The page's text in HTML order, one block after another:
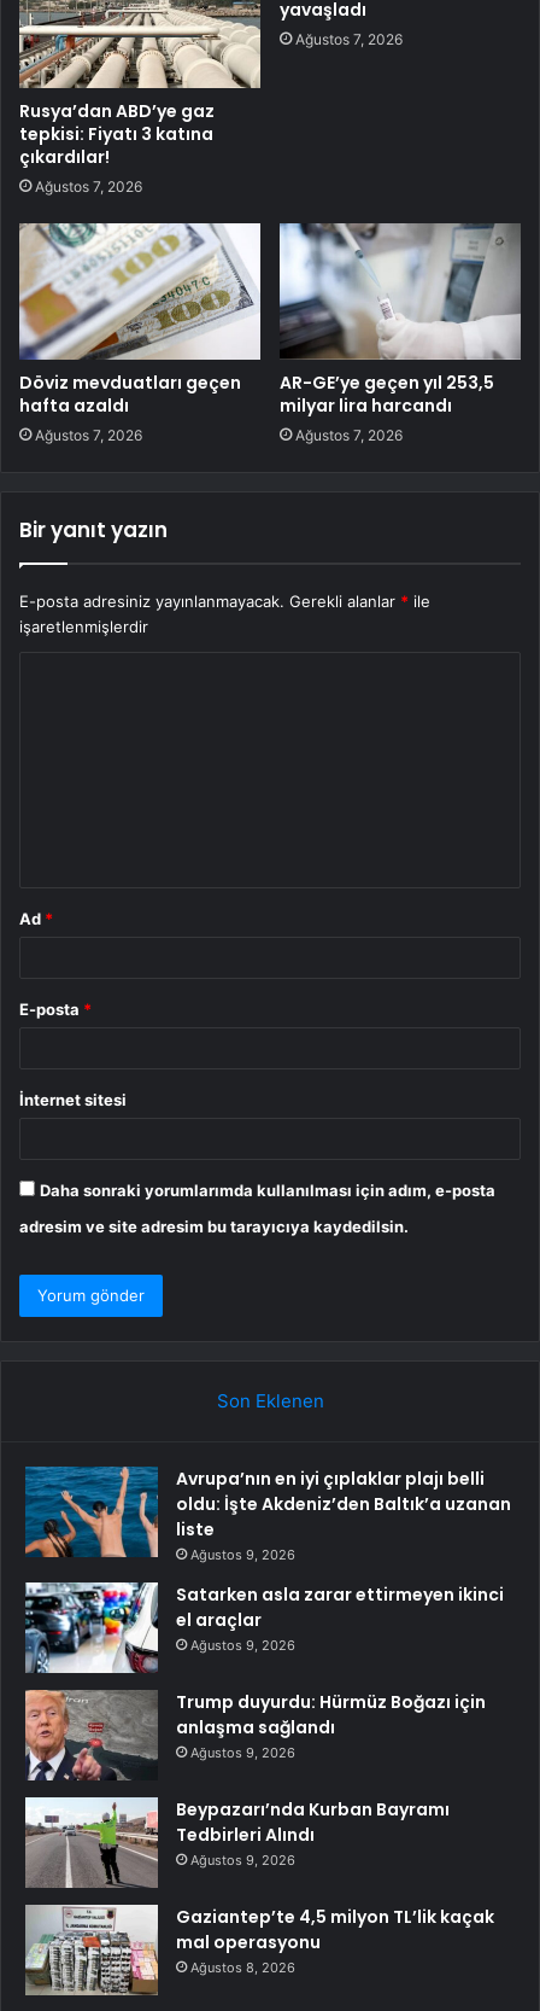
Rusya’dan ABD’ye gaz
tepkisi: Fiyatı 3 katına
çıkardılar!
Ağustos 7, 2026
yavaşladı
Ağustos 7, 2026
Döviz mevduatları geçen
hafta azaldı
Ağustos 7, 2026
AR-GE’ye geçen yıl 253,5
milyar lira harcandı
Ağustos 7, 2026
Bir yanıt yazın
E-posta adresiniz yayınlanmayacak. Gerekli alanlar * ile
işaretlenmişlerdir
Ad *
E-posta *
İnternet sitesi
Daha sonraki yorumlarımda kullanılması için adım, e-posta
adresim ve site adresim bu tarayıcıya kaydedilsin.
Son Eklenen
Avrupa’nın en iyi çıplaklar plajı belli
oldu: İşte Akdeniz’den Baltık’a uzanan
liste
Ağustos 9, 2026
Satarken asla zarar ettirmeyen ikinci
el araçlar
Ağustos 9, 2026
Trump duyurdu: Hürmüz Boğazı için
anlaşma sağlandı
Ağustos 9, 2026
Beypazarı’nda Kurban Bayramı
Tedbirleri Alındı
Ağustos 9, 2026
Gaziantep’te 4,5 milyon TL’lik kaçak
mal operasyonu
Ağustos 8, 2026